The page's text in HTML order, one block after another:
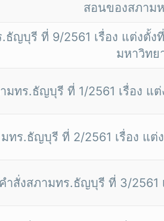
สอนของสภาม
ธัญบุรี ที่ 9/2561 เรื่อง แต่งตั้
มหาวิทย
มทร.ธัญบุรี ที่ 1/2561 เรื่อง
ทร.ธัญบุรี ที่ 2/2561 เรื่อง แ
ำสั่งสภามทร.ธัญบุรี ที่ 3/2561